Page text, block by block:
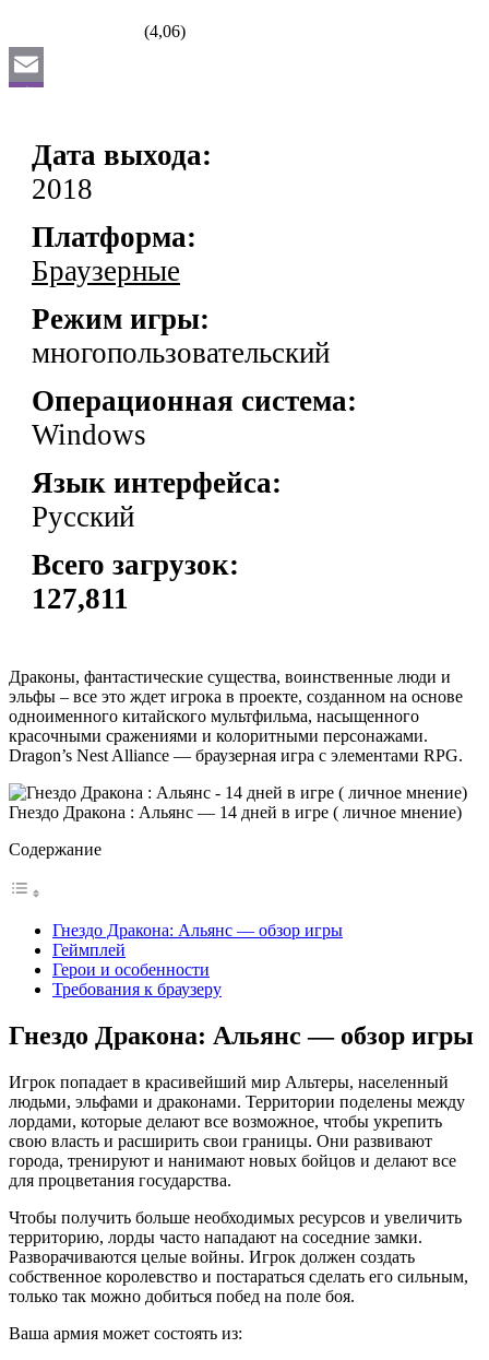
(4,06)
Дата выхода:
2018
Платформа:
Браузерные
Режим игры:
многопользовательский
Операционная система:
Windows
Язык интерфейса:
Русский
Всего загрузок:
127,811
Драконы, фантастические существа, воинственные люди и
эльфы – все это ждет игрока в проекте, созданном на основе
одноименного китайского мультфильма, насыщенного
красочными сражениями и колоритными персонажами.
Dragon’s Nest Alliance — браузерная игра с элементами RPG.
Гнездо Дракона : Альянс — 14 дней в игре ( личное мнение)
Содержание
Гнездо Дракона: Альянс — обзор игры
Геймплей
Герои и особенности
Требования к браузеру
Гнездо Дракона: Альянс — обзор игры
Игрок попадает в красивейший мир Альтеры, населенный
людьми, эльфами и драконами. Территории поделены между
лордами, которые делают все возможное, чтобы укрепить
свою власть и расширить свои границы. Они развивают
города, тренируют и нанимают новых бойцов и делают все
для процветания государства.
Чтобы получить больше необходимых ресурсов и увеличить
территорию, лорды часто нападают на соседние замки.
Разворачиваются целые войны. Игрок должен создать
собственное королевство и постараться сделать его сильным,
только так можно добиться побед на поле боя.
Ваша армия может состоять из: